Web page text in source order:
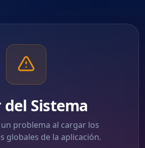
del Sistema
problema al cargar los
globales de la aplicación.